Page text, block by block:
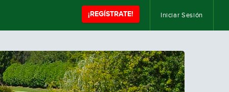
Iniciar Sesión
¡REGÍSTRATE!